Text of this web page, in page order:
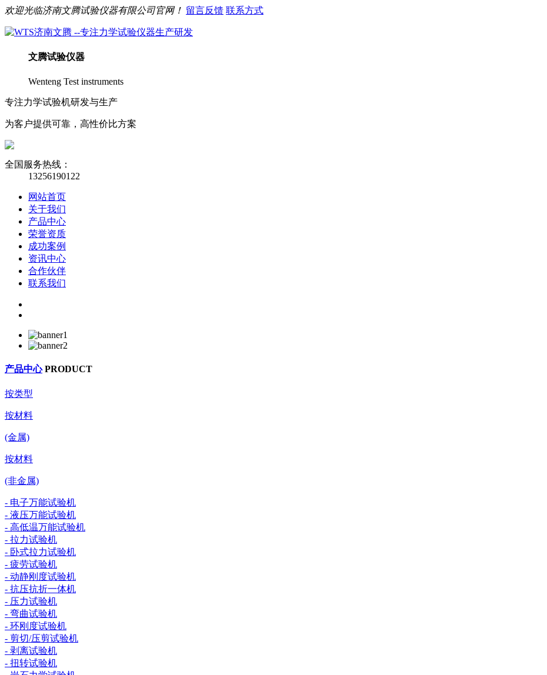
欢迎光临济南文腾试验仪器有限公司官网！ 留言反馈 联系方式
文腾试验仪器
Wenteng Test instruments
专注力学试验机研发与生产
为客户提供可靠，高性价比方案
全国服务热线：
13256190122
网站首页
关于我们
产品中心
荣誉资质
成功案例
资讯中心
合作伙伴
联系我们
产品中心 PRODUCT
按类型
按材料
(金属)
按材料
(非金属)
- 电子万能试验机
- 液压万能试验机
- 高低温万能试验机
- 拉力试验机
- 卧式拉力试验机
- 疲劳试验机
- 动静刚度试验机
- 抗压抗折一体机
- 压力试验机
- 弯曲试验机
- 环刚度试验机
- 剪切/压剪试验机
- 剥离试验机
- 扭转试验机